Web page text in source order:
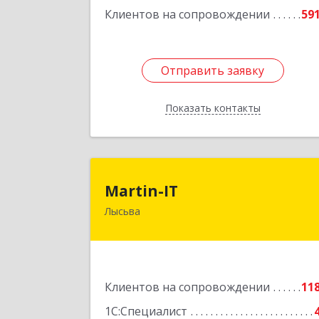
Клиентов на сопровождении 591
Отправить заявку
Показать контакты
Отправить заявку
Назад
Martin-IT
Лысьва
Клиентов на сопровождении
1С:Специалист
618900, Пермский край, Лысьва г,